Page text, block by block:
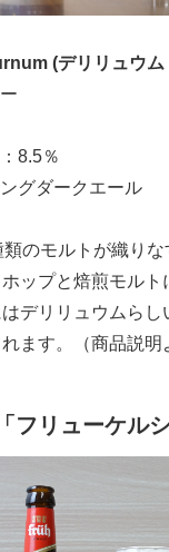
(デリリュウム
8.5％
グダークエール
のモルトが織りな
ップと焙煎モル
デリリュウムらし
ます。（商品説明
フリューケルシ